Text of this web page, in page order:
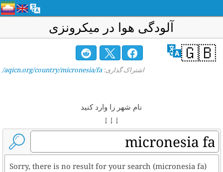
آلودگی هوا در میکرونزی
🇬🇧
اشتراک گذاری:aqicn.org/country/micronesia/fa/
نام شهر را وارد کنید
↓ ↓ ↓
Sorry, there is no result for your search (micronesia fa)